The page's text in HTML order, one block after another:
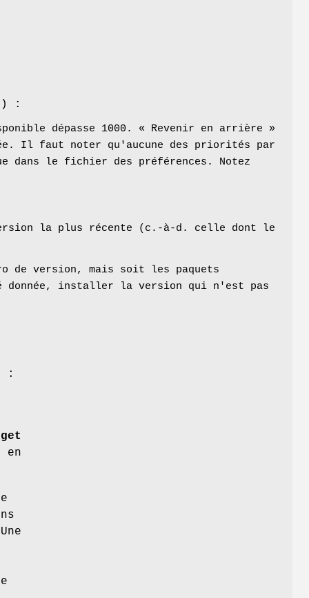
:
dépasse 1000. « Revenir en arrière »
Il faut noter qu'aucune des priorités par
dans le fichier des préférences. Notez
la plus récente (c.-à-d. celle dont le
de version, mais soit les paquets
installer la version qui n'est pas
:
en